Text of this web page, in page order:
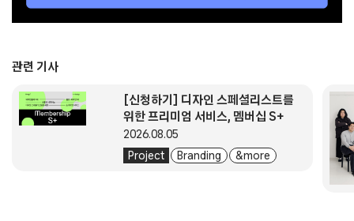
관련 기사
Project Branding & more
[신청하기] 디자인 스페셜리스트를
위한 프리미엄 서비스, 멤버십 S+
2026.08.05